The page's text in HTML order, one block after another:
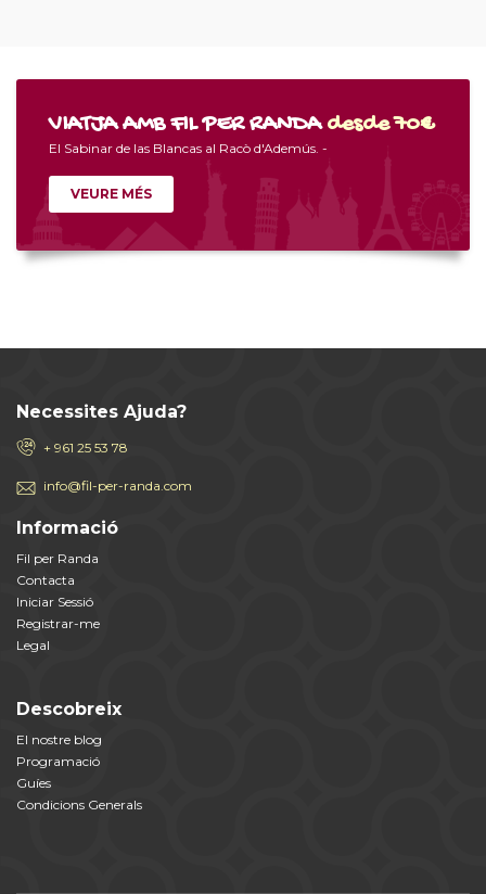
VIATJA AMB FIL PER RANDAdesde 70€
El Sabinar de las Blancas al Racò d'Ademús. -
VEURE MÉS
Necessites Ajuda?
+ 961 25 53 78
info@fil-per-randa.com
Informació
Fil per Randa
Contacta
Iniciar Sessió
Registrar-me
Legal
Descobreix
El nostre blog
Programació
Guíes
Condicions Generals